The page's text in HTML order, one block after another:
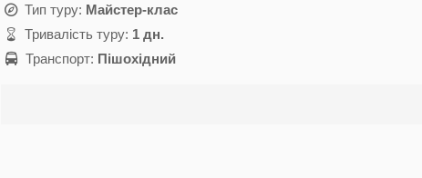
Тип туру: Майстер-клас
Тривалість туру: 1 дн.
Транспорт: Пішохідний